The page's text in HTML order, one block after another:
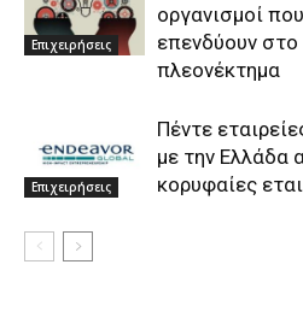
Επιχειρήσεις
οργανισμοί
επενδύουν
πλεονέκτημα
Επιχειρήσεις
Πέντε
με την Ελλάδα
κορυφαίες